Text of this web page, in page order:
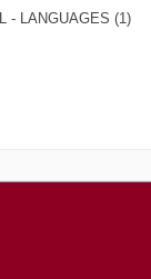
- LANGUAGES (1)